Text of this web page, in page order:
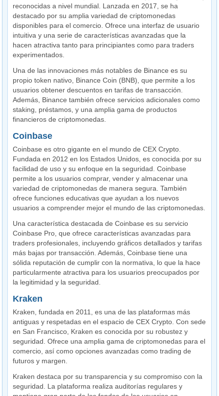
reconocidas a nivel mundial. Lanzada en 2017, se ha
destacado por su amplia variedad de criptomonedas
disponibles para el comercio. Ofrece una interfaz de usuario
intuitiva y una serie de características avanzadas que la
hacen atractiva tanto para principiantes como para traders
experimentados.
Una de las innovaciones más notables de Binance es su
propio token nativo, Binance Coin (BNB), que permite a los
usuarios obtener descuentos en tarifas de transacción.
Además, Binance también ofrece servicios adicionales como
staking, préstamos, y una amplia gama de productos
financieros de criptomonedas.
Coinbase
Coinbase es otro gigante en el mundo de CEX Crypto.
Fundada en 2012 en los Estados Unidos, es conocida por su
facilidad de uso y su enfoque en la seguridad. Coinbase
permite a los usuarios comprar, vender y almacenar una
variedad de criptomonedas de manera segura. También
ofrece funciones educativas que ayudan a los nuevos
usuarios a comprender mejor el mundo de las criptomonedas.
Una característica destacada de Coinbase es su servicio
Coinbase Pro, que ofrece características avanzadas para
traders profesionales, incluyendo gráficos detallados y tarifas
más bajas por transacción. Además, Coinbase tiene una
sólida reputación de cumplir con la normativa, lo que la hace
particularmente atractiva para los usuarios preocupados por
la legitimidad y la seguridad.
Kraken
Kraken, fundada en 2011, es una de las plataformas más
antiguas y respetadas en el espacio de CEX Crypto. Con sede
en San Francisco, Kraken es conocida por su robustez y
seguridad. Ofrece una amplia gama de criptomonedas para el
comercio, así como opciones avanzadas como trading de
futuros y margen.
Kraken destaca por su transparencia y su compromiso con la
seguridad. La plataforma realiza auditorías regulares y